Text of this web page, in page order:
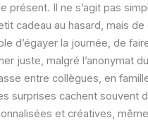
présent. Il ne s’agit pas
cadeau au hasard, mais
d’égayer la journée, de
juste, malgré l’anonymat
entre collègues, en
surprises cachent souvent
et créatives,